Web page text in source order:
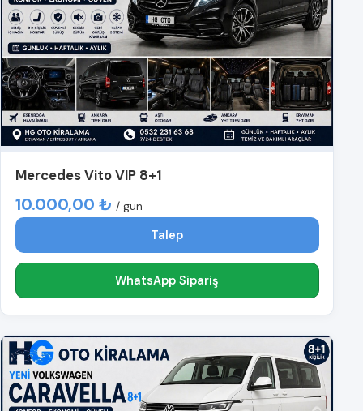
Mercedes Vito VIP 8+1
10.000,00 ₺ / gün
Talep
WhatsApp Sipariş